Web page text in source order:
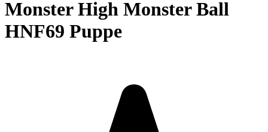
Monster High Monster Ball
HNF69 Puppe